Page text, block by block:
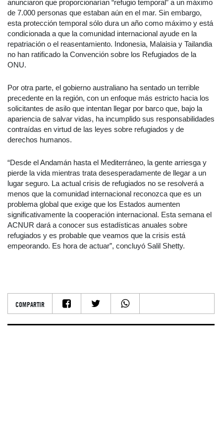
anunciaron que proporcionarían “refugio temporal” a un máximo
de 7.000 personas que estaban aún en el mar. Sin embargo,
esta protección temporal sólo dura un año como máximo y está
condicionada a que la comunidad internacional ayude en la
repatriación o el reasentamiento. Indonesia, Malaisia y Tailandia
no han ratificado la Convención sobre los Refugiados de la
ONU.
Por otra parte, el gobierno australiano ha sentado un terrible
precedente en la región, con un enfoque más estricto hacia los
solicitantes de asilo que intentan llegar por barco que, bajo la
apariencia de salvar vidas, ha incumplido sus responsabilidades
contraídas en virtud de las leyes sobre refugiados y de
derechos humanos.
“Desde el Andamán hasta el Mediterráneo, la gente arriesga y
pierde la vida mientras trata desesperadamente de llegar a un
lugar seguro. La actual crisis de refugiados no se resolverá a
menos que la comunidad internacional reconozca que es un
problema global que exige que los Estados aumenten
significativamente la cooperación internacional. Esta semana el
ACNUR dará a conocer sus estadísticas anuales sobre
refugiados y es probable que veamos que la crisis está
empeorando. Es hora de actuar”, concluyó Salil Shetty.
COMPARTIR